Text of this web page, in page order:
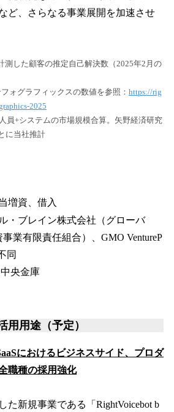
ど、さらなる事業展開を加速させ
測した顧客の推定自己解決数（2025年2月の
ォグラフィックスの数値を参照： https://rig
2025
員+システムの市場規模合算。矢野経済研究
に当社推計
増資、借入
ブレイン株式会社（グローバ
業有限責任組合）、GMO VentureP
同
央金庫
用用途（予定）
におけるビジネスサイド、プロダ
職種の採用強化
た新規事業である「RightVoicebot b